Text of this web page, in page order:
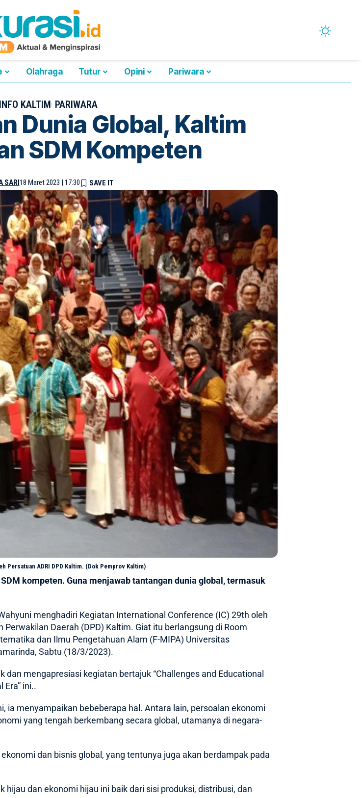
Olahraga Tutur Opini Pariwara
KALTIM PARIWARA
Dunia Global, Kaltim
SDM Kompeten
SARI18 Maret 2023 | 17:30
Persatuan ADRI DPD Kaltim. (Dok Pemprov Kaltim)
kompeten. Guna menjawab tantangan dunia global, termasuk
menghadiri Kegiatan International Conference (IC) 29th oleh
Daerah (DPD) Kaltim. Giat itu berlangsung di Room
dan Ilmu Pengetahuan Alam (F-MIPA) Universitas
Sabtu (18/3/2023).
mengapresiasi kegiatan bertajuk “Challenges and Educational
ini..
ia menyampaikan bebeberapa hal. Antara lain, persoalan ekonomi
yang tengah berkembang secara global, utamanya di negara-
dan bisnis global, yang tentunya juga akan berdampak pada
dan ekonomi hijau ini baik dari sisi produksi, distribusi, dan